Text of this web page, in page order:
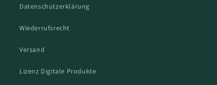
Datenschutzerklärung
Wiederrufsrecht
Versand
Lizenz Digitale Produkte